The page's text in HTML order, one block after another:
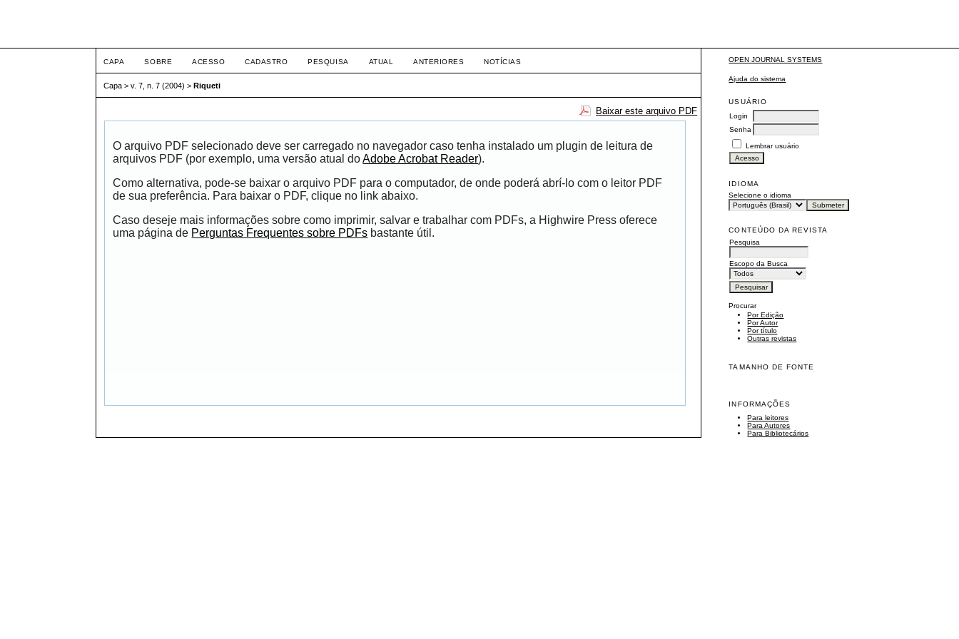
OPEN JOURNAL SYSTEMS
Ajuda do sistema
USUÁRIO
Login
Senha
Lembrar usuário
IDIOMA
Selecione o idioma
CONTEÚDO DA REVISTA
Pesquisa
Escopo da Busca
Procurar
Por Edição
Por Autor
Por título
Outras revistas
TAMANHO DE FONTE
INFORMAÇÕES
Para leitores
Para Autores
Para Bibliotecários
CAPA SOBRE ACESSO CADASTRO PESQUISA ATUAL ANTERIORES NOTÍCIAS
Capa >v. 7, n. 7 (2004) >Riqueti
Baixar este arquivo PDF
O arquivo PDF selecionado deve ser carregado no navegador caso tenha instalado um plugin de leitura de
arquivos PDF (por exemplo, uma versão atual doAdobe Acrobat Reader).
Como alternativa, pode-se baixar o arquivo PDF para o computador, de onde poderá abrí-lo com o leitor PDF
de sua preferência. Para baixar o PDF, clique no link abaixo.
Caso deseje mais informações sobre como imprimir, salvar e trabalhar com PDFs, a Highwire Press oferece
uma página de Perguntas Frequentes sobre PDFs bastante útil.